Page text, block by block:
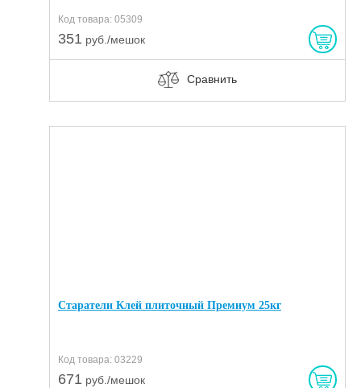
Код товара: 05309
351 руб./мешок
Сравнить
Старатели Клей плиточный Премиум 25кг
Код товара: 03229
671 руб./мешок